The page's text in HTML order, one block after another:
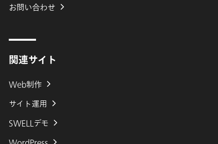
お問い合わせ
関連サイト
Web制作
サイト運用
SWELLデモ